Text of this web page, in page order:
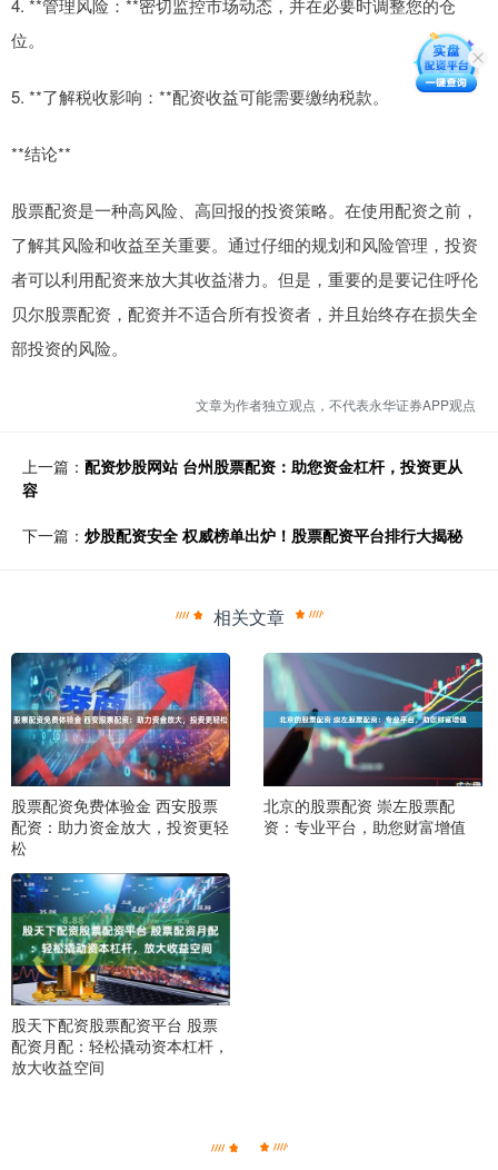
4. **管理风险：**密切监控市场动态，并在必要时调整您的仓
位。
5. **了解税收影响：**配资收益可能需要缴纳税款。
**结论**
股票配资是一种高风险、高回报的投资策略。在使用配资之前，
了解其风险和收益至关重要。通过仔细的规划和风险管理，投资
者可以利用配资来放大其收益潜力。但是，重要的是要记住呼伦
贝尔股票配资，配资并不适合所有投资者，并且始终存在损失全
部投资的风险。
文章为作者独立观点，不代表永华证券APP观点
上一篇： 配资炒股网站 台州股票配资：助您资金杠杆，投资更从
容
下一篇： 炒股配资安全 权威榜单出炉！股票配资平台排行大揭秘
相关文章
股票配资免费体验金 西安股票
配资：助力资金放大，投资更轻
松
北京的股票配资 崇左股票配
资：专业平台，助您财富增值
股天下配资股票配资平台 股票
配资月配：轻松撬动资本杠杆，
放大收益空间